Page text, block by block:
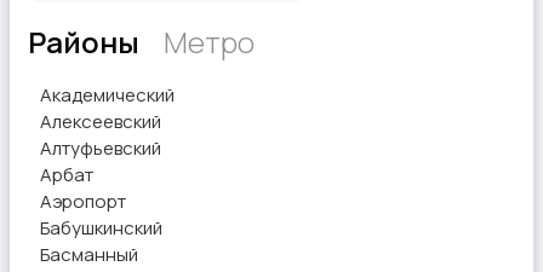
Районы Метро
Академический
Алексеевский
Алтуфьевский
Арбат
Аэропорт
Бабушкинский
Басманный